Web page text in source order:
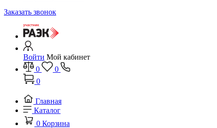
Заказать звонок
Войти Мой кабинет
0
0
0
Главная
Каталог
0 Корзина